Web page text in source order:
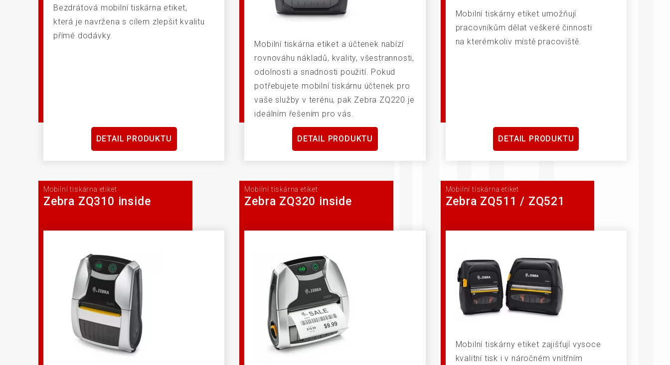
Bezdrátová mobilní tiskárna etiket,
která je navržena s cílem zlepšit kvalitu
přímé dodávky.
DETAIL PRODUKTU
Mobilní tiskárna etiket a účtenek nabízí
rovnováhu nákladů, kvality, všestrannosti,
odolnosti a snadnosti použití. Pokud
potřebujete mobilní tiskárnu účtenek pro
vaše služby v terénu, pak Zebra ZQ220 je
ideálním řešením pro vás.
DETAIL PRODUKTU
Mobilní tiskárny etiket umožňují
pracovníkům dělat veškeré činnosti
na kterémkoliv místě pracoviště.
DETAIL PRODUKTU
Mobilní tiskárna etiket
Zebra ZQ310 inside
Mobilní tiskárna etiket
Zebra ZQ320 inside
Mobilní tiskárna etiket
Zebra ZQ511 / ZQ521
Mobilní tiskárny etiket zajišťují vysoce
kvalitní tisk i v náročném vnitřním